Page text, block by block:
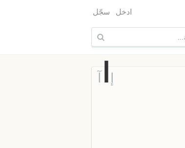
ادخل سجّل
إ آ